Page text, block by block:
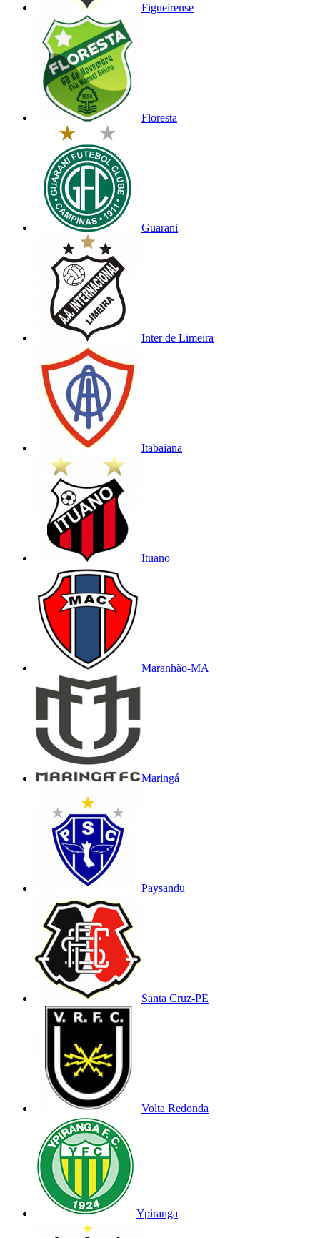
Figueirense
Floresta
Guarani
Inter de Limeira
Itabaiana
Ituano
Maranhão-MA
Maringá
Paysandu
Santa Cruz-PE
Volta Redonda
Ypiranga